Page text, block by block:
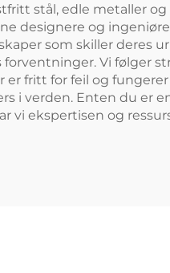
stål, edle metaller
designere og
som skiller deres
Vi følger
fritt for feil og
i verden. Enten du er
ekspertisen og